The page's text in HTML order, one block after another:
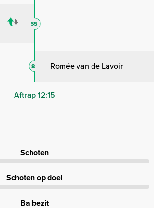
55
Romée van de Lavoir
8
Aftrap 12:15
Schoten
Schoten op doel
Balbezit